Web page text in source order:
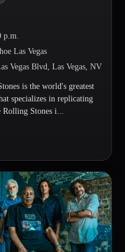
p.m.
Las Vegas
Vegas Blvd, Las Vegas, NV
is the world's greatest
specializes in replicating
Rolling Stones i...